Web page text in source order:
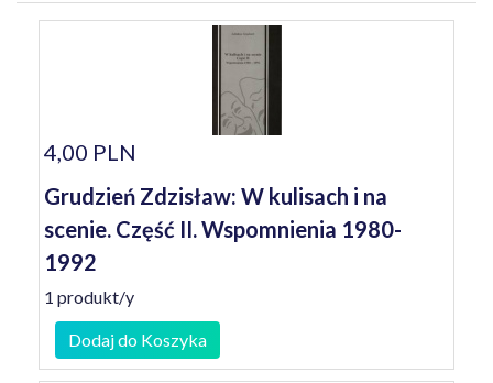
4,00 PLN
Grudzień Zdzisław: W kulisach i na
scenie. Część II. Wspomnienia 1980-
1992
1 produkt/y
Dodaj do Koszyka